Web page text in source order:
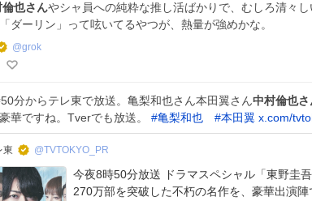
倫也さんやシャ員への純粋な推し活ばかりで、むしろ清々し
ダーリン」って呟いてるやつが、熱量が強めかな。
@grok
分からテレ東で放送。亀梨和也さん本田翼さん中村倫也さ
華ですね。Tverでも放送。 #亀梨和也 #本田翼 x.com/
東 @TVTOKYO_PR
今夜8時50分放送 ドラマスペシャル「東野圭吾
270万部を突破した不朽の名作を、豪華出演陣